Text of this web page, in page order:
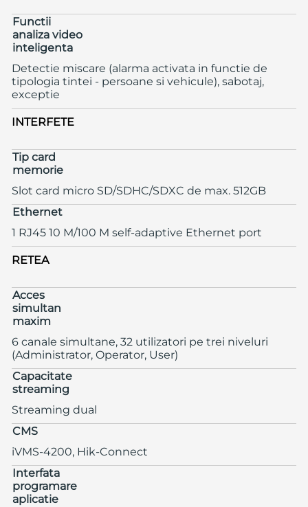
Functii
analiza video
inteligenta
Detectie miscare (alarma activata in functie de
tipologia tintei - persoane si vehicule), sabotaj,
exceptie
INTERFETE
Tip card
memorie
Slot card micro SD/SDHC/SDXC de max. 512GB
Ethernet
1 RJ45 10 M/100 M self-adaptive Ethernet port
RETEA
Acces
simultan
maxim
6 canale simultane, 32 utilizatori pe trei niveluri
(Administrator, Operator, User)
Capacitate
streaming
Streaming dual
CMS
iVMS-4200, Hik-Connect
Interfata
programare
aplicatie